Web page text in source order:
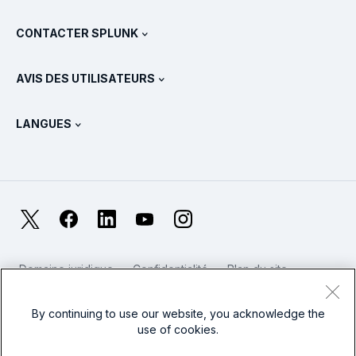
Splunk Protects
SURGe
Voir tous les produits
Formation et certification
Boutique Splunk
Qu’est-ce qu’OpenTelemetry ?
Métriques pour le SOC
Métriques de fiabilité
CONTACTER SPLUNK
AVIS DES UTILISATEURS
LANGUES
Deutsch
日本語
繁體中文
FacebookLinkedIn YouTubeInstagram
Domaine juridique Confidentialité
Plan du site
Modern Slavery
By continuing to use our website, you acknowledge the
use of cookies.